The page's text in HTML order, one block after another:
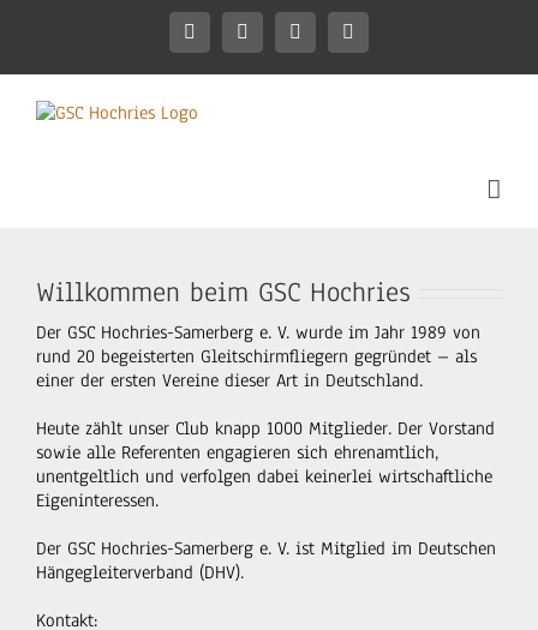
FacebookInstagramWhatsAppMitgliederbereich
Willkommen beim GSC Hochries
Der GSC Hochries-Samerberg e. V. wurde im Jahr 1989 von
rund 20 begeisterten Gleitschirmfliegern gegründet – als
einer der ersten Vereine dieser Art in Deutschland.
Heute zählt unser Club knapp 1000 Mitglieder. Der Vorstand
sowie alle Referenten engagieren sich ehrenamtlich,
unentgeltlich und verfolgen dabei keinerlei wirtschaftliche
Eigeninteressen.
Der GSC Hochries-Samerberg e. V. ist Mitglied im Deutschen
Hängegleiterverband (DHV).
Kontakt: